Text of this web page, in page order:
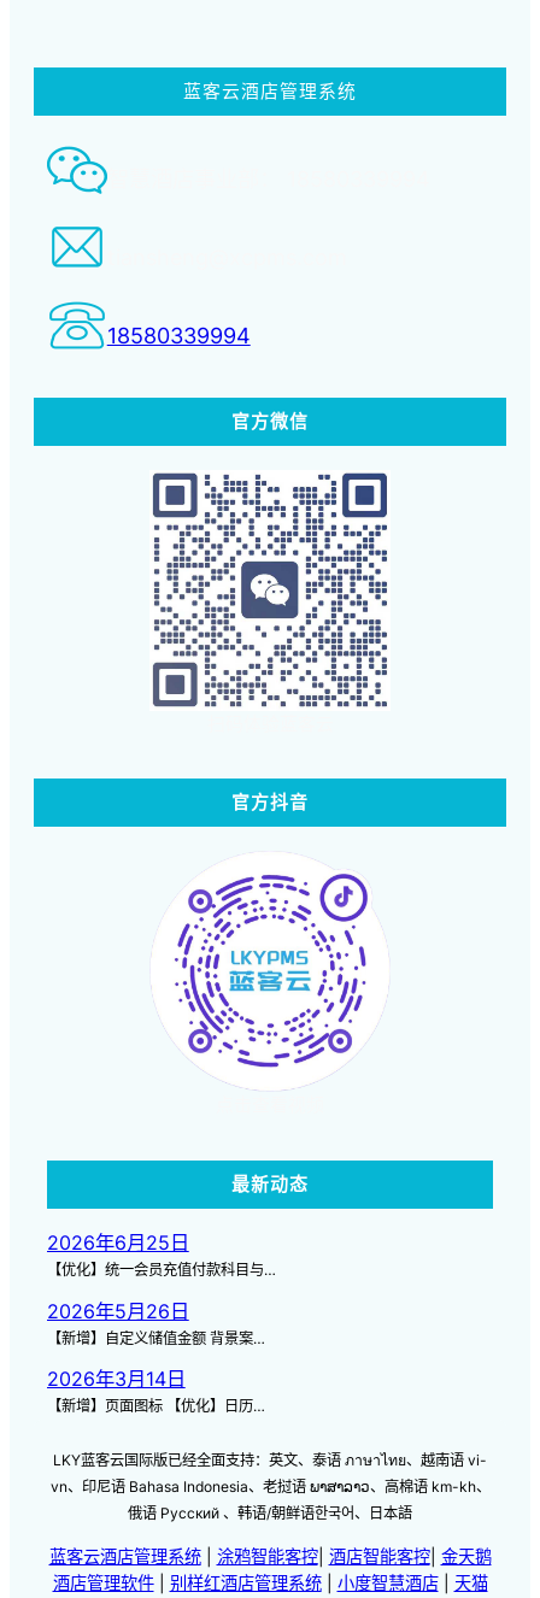
蓝客云酒店管理系统
智慧酒店事业部： 18580339994
18580339994
官方微信
官方抖音
最新动态
2026年6月25日
【优化】统一会员充值付款科目与…
2026年5月26日
【新增】自定义储值金额 背景案…
2026年3月14日
【新增】页面图标 【优化】日历…
LKY蓝客云国际版已经全面支持：英文、泰语 ภาษาไทย、越南语 vi-
vn、印尼语 Bahasa Indonesia、老挝语 ພາສາລາວ、高棉语 km-kh、
俄语 Русский 、韩语/朝鲜语한국어、日本語
蓝客云酒店管理系统| 涂鸦智能客控| 酒店智能客控| 金天鹅
酒店管理软件| 别样红酒店管理系统| 小度智慧酒店| 天猫